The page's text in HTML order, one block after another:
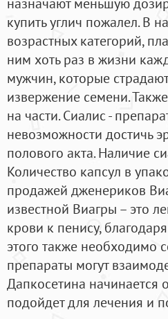
купить углич пожалел. В
возрастных категорий,
ним хоть раз в жизни
мужчин, которые
извержение семени.
на части. Сиалис -
невозможности достичь
полового акта. Наличие
Количество капсул в
продажей дженериков
известной Виагры – это
крови к пенису,
этого также необходимо
препараты могут
Дапкосетина начинается
подойдет для лечения и